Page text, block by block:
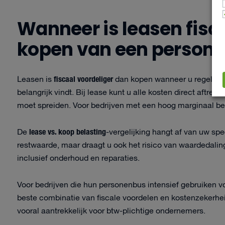
Wanneer is leasen
kopen van een
Leasen isfiscaal voordeligerdan kopen wanneer u
belangrijk vindt. Bij lease kunt u alle kosten direct
moet spreiden. Voor bedrijven met een hoog marginaal
De lease vs. koop belasting-vergelijking hangt af van uw
restwaarde, maar draagt u ook het risico van
inclusief onderhoud en reparaties.
Voor bedrijven die hun personenbus intensief gebruiken
beste combinatie van fiscale voordelen en
vooral aantrekkelijk voor btw-plichtige ondernemers.